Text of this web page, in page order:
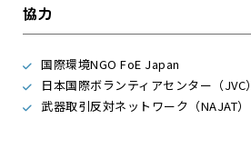
協力
国際環境NGO FoE Japan
日本国際ボランティアセンター （JVC）
武器取引反対ネットワーク （NAJAT）